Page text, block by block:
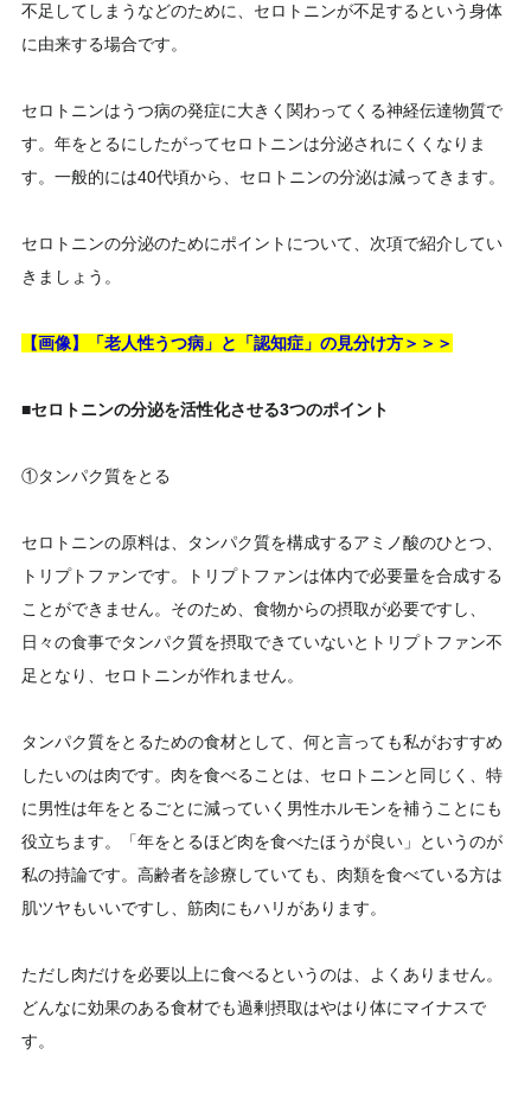
不足してしまうなどのために、セロトニンが不足するという身体
に由来する場合です。
セロトニンはうつ病の発症に大きく関わってくる神経伝達物質で
す。年をとるにしたがってセロトニンは分泌されにくくなりま
す。一般的には40代頃から、セロトニンの分泌は減ってきます。
セロトニンの分泌のためにポイントについて、次項で紹介してい
きましょう。
【画像】「老人性うつ病」と「認知症」の見分け方＞＞＞
■セロトニンの分泌を活性化させる3つのポイント
①タンパク質をとる
セロトニンの原料は、タンパク質を構成するアミノ酸のひとつ、
トリプトファンです。トリプトファンは体内で必要量を合成する
ことができません。そのため、食物からの摂取が必要ですし、
日々の食事でタンパク質を摂取できていないとトリプトファン不
足となり、セロトニンが作れません。
タンパク質をとるための食材として、何と言っても私がおすすめ
したいのは肉です。肉を食べることは、セロトニンと同じく、特
に男性は年をとるごとに減っていく男性ホルモンを補うことにも
役立ちます。「年をとるほど肉を食べたほうが良い」というのが
私の持論です。高齢者を診療していても、肉類を食べている方は
肌ツヤもいいですし、筋肉にもハリがあります。
ただし肉だけを必要以上に食べるというのは、よくありません。
どんなに効果のある食材でも過剰摂取はやはり体にマイナスで
す。